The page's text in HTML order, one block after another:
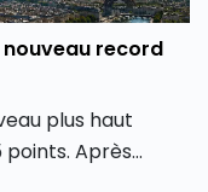
record
plus haut
Après